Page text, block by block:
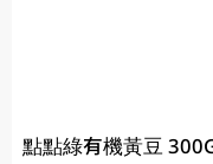
點點綠有機黃豆